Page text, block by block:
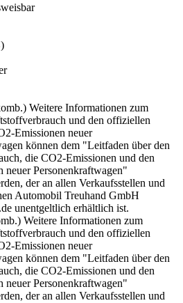
Weitere Informationen zum
und den offiziellen
Emissionen neuer
können dem "Leitfaden über den
die CO2-Emissionen und den
neuer Personenkraftwagen"
der an allen Verkaufsstellen und
Automobil Treuhand GmbH
unentgeltlich erhältlich ist.
Weitere Informationen zum
und den offiziellen
Emissionen neuer
können dem "Leitfaden über den
die CO2-Emissionen und den
neuer Personenkraftwagen"
der an allen Verkaufsstellen und